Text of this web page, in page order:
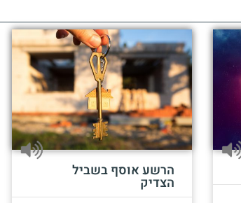
הרשע אוסף בשביל
הצדיק